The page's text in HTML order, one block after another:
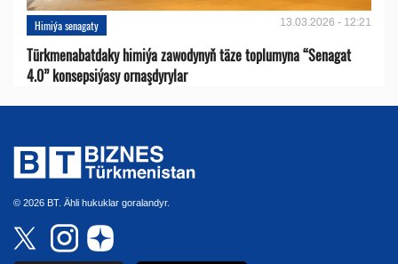
Himiýa senagaty 13.03.2026 - 12:21
Türkmenabatdaky himiýa zawodynyň täze toplumyna “Senagat
4.0” konsepsiýasy ornaşdyrylar
© 2026 BT. Ähli hukuklar goralandyr.